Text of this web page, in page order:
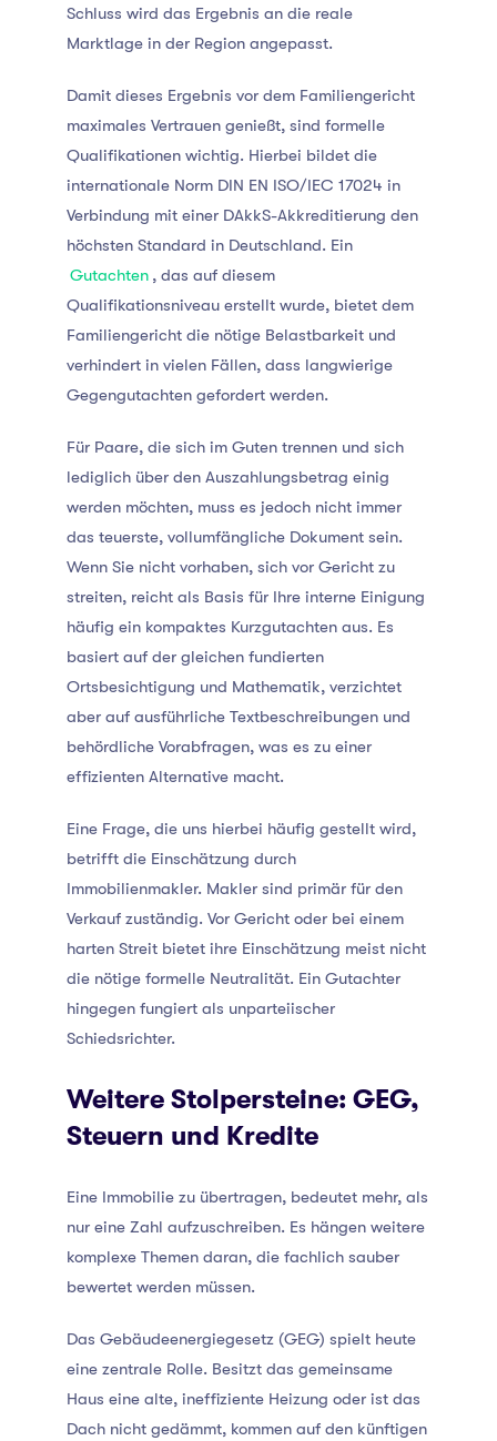
Schluss wird das Ergebnis an die reale
Marktlage in der Region angepasst.
Damit dieses Ergebnis vor dem Familiengericht
maximales Vertrauen genießt, sind formelle
Qualifikationen wichtig. Hierbei bildet die
internationale Norm DIN EN ISO/IEC 17024 in
Verbindung mit einer DAkkS-Akkreditierung den
höchsten Standard in Deutschland. Ein
Gutachten , das auf diesem
Qualifikationsniveau erstellt wurde, bietet dem
Familiengericht die nötige Belastbarkeit und
verhindert in vielen Fällen, dass langwierige
Gegengutachten gefordert werden.
Für Paare, die sich im Guten trennen und sich
lediglich über den Auszahlungsbetrag einig
werden möchten, muss es jedoch nicht immer
das teuerste, vollumfängliche Dokument sein.
Wenn Sie nicht vorhaben, sich vor Gericht zu
streiten, reicht als Basis für Ihre interne Einigung
häufig ein kompaktes Kurzgutachten aus. Es
basiert auf der gleichen fundierten
Ortsbesichtigung und Mathematik, verzichtet
aber auf ausführliche Textbeschreibungen und
behördliche Vorabfragen, was es zu einer
effizienten Alternative macht.
Eine Frage, die uns hierbei häufig gestellt wird,
betrifft die Einschätzung durch
Immobilienmakler. Makler sind primär für den
Verkauf zuständig. Vor Gericht oder bei einem
harten Streit bietet ihre Einschätzung meist nicht
die nötige formelle Neutralität. Ein Gutachter
hingegen fungiert als unparteiischer
Schiedsrichter.
Weitere Stolpersteine: GEG,
Steuern und Kredite
Eine Immobilie zu übertragen, bedeutet mehr, als
nur eine Zahl aufzuschreiben. Es hängen weitere
komplexe Themen daran, die fachlich sauber
bewertet werden müssen.
Das Gebäudeenergiegesetz (GEG) spielt heute
eine zentrale Rolle. Besitzt das gemeinsame
Haus eine alte, ineffiziente Heizung oder ist das
Dach nicht gedämmt, kommen auf den künftigen